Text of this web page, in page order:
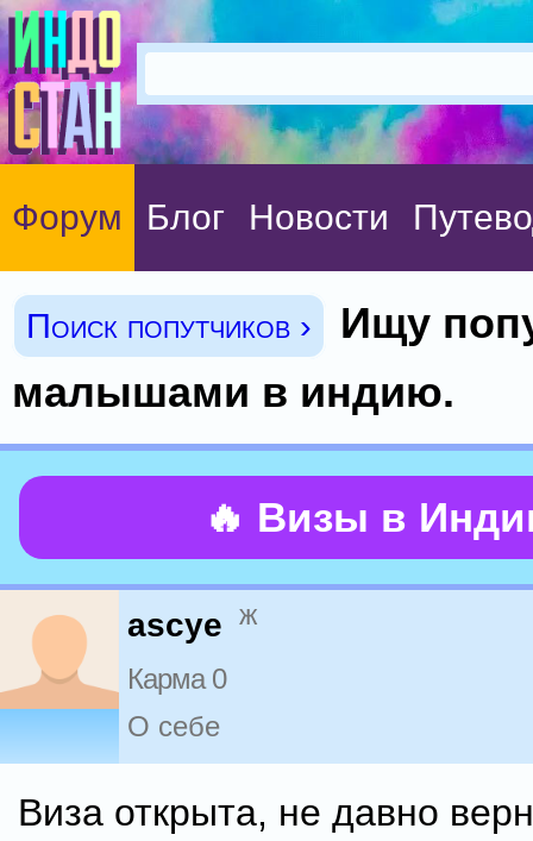
Форум Блог Новости
Поиск попутчиков ›
Ищу
малышами в индию.
🔥 Визы в
ascye ж
Карма 0
О себе
Виза открыта, не давно